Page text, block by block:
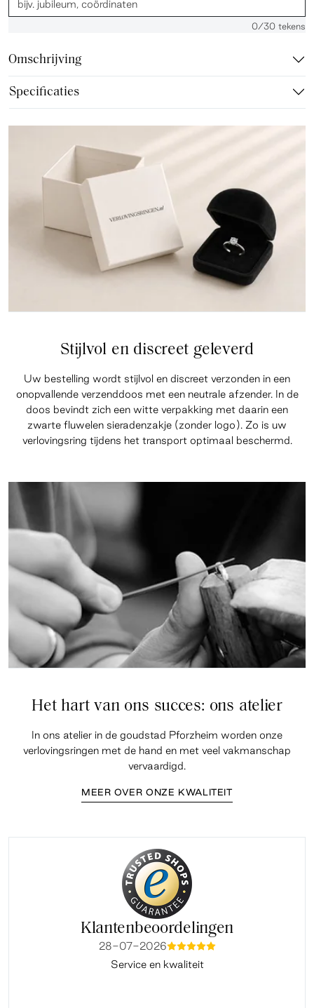
0/30 tekens
Omschrijving
Specificaties
Stijlvol en discreet geleverd
Uw bestelling wordt stijlvol en discreet verzonden in een
onopvallende verzenddoos met een neutrale afzender. In de
doos bevindt zich een witte verpakking met daarin een
zwarte fluwelen sieradenzakje (zonder logo). Zo is uw
verlovingsring tijdens het transport optimaal beschermd.
Het hart van ons succes: ons atelier
In ons atelier in de goudstad Pforzheim worden onze
verlovingsringen met de hand en met veel vakmanschap
vervaardigd.
MEER OVER ONZE KWALITEIT
Klantenbeoordelingen
28-07-2026mmmmm
Service en kwaliteit